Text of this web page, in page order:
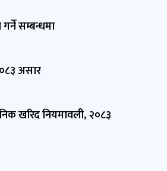
सम्बन्धमा
असार
खरिद नियमावली, २०८३